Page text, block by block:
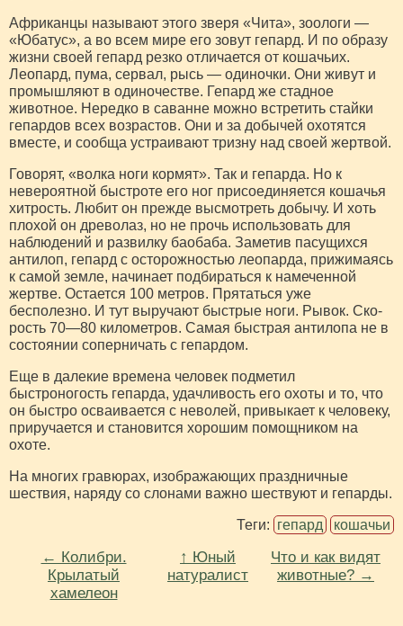
Африканцы называют этого зве­ря «Чита», зоологи —
«Юбатус», а во всем мире его зовут гепард. И по образу
жизни своей гепард резко отличается от кошачьих.
Леопард, пума, сервал, рысь — одиночки. Они живут и
промыш­ляют в одиночестве. Гепард же стадное
животное. Нередко в са­ванне можно встретить стайки
гепардов всех возрастов. Они и за добычей охотятся
вместе, и со­обща устраивают тризну над сво­ей жертвой.
Говорят, «волка ноги кормят». Так и гепарда. Но к
невероятной быстроте его ног присоединяется кошачья
хитрость. Любит он пре­жде высмотреть добычу. И хоть
плохой он древолаз, но не прочь использовать для
наблюдений и развилку баобаба. Заметив пасу­щихся
антилоп, гепард с осторож­ностью леопарда, прижимаясь
к самой земле, начинает подбираться к намеченной
жертве. Остается 100 метров. Прятаться уже
бесполезно. И тут выруча­ют быстрые ноги. Рывок. Ско­
рость 70—80 километров. Самая быстрая антилопа не в
состоянии соперничать с гепардом.
Еще в далекие времена чело­век подметил
быстроногость гепарда, удачливость его охоты и то, что
он быстро осваивается с неволей, привыкает к человеку,
приручается и становится хоро­шим помощником на
охоте.
На многих гравюрах, изобра­жающих праздничные
шествия, наряду со слонами важно шествуют и гепарды.
Теги: гепард кошачьи
← Колибри.
Крылатый
хамелеон
↑ Юный
натуралист
Что и как видят
животные? →